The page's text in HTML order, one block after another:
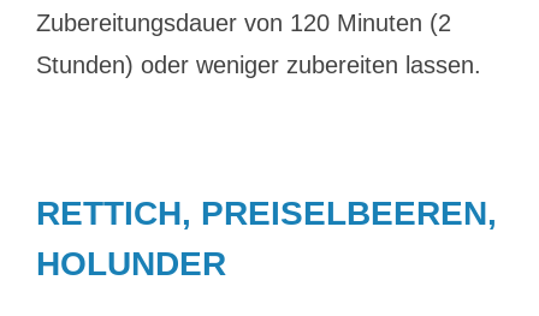
Zubereitungsdauer von 120 Minuten (2
Stunden) oder weniger zubereiten lassen.
RETTICH, PREISELBEEREN,
HOLUNDER